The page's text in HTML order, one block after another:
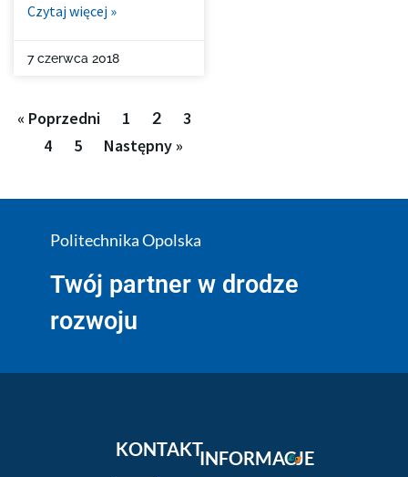
Czytaj więcej »
7 czerwca 2018
« Poprzedni 1 2
3
4
5 Następny »
Politechnika Opolska
Twój partner w drodze
rozwoju
KONTAKTINFORMACJE